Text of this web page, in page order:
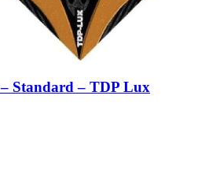
Standard – TDP Lux